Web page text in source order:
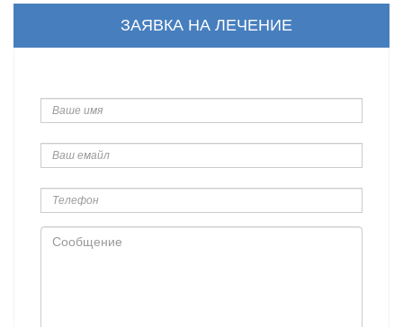
ЗАЯВКА НА ЛЕЧЕНИЕ
имя
емайл
Сообщение